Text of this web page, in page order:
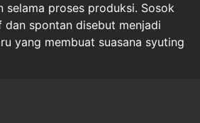
selama proses produksi. Sosok
dan spontan disebut menjadi
yang membuat suasana syuting